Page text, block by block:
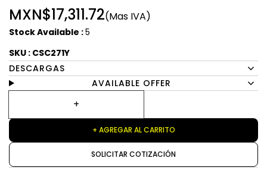
MXN$17,311.72(Mas IVA)
Stock Available :5
SKU : CSC271Y
DESCARGAS
AVAILABLE OFFER
+ AGREGAR AL CARRITO
SOLICITAR COTIZACIÓN